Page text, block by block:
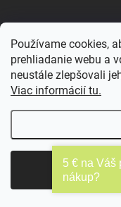
Používame cookies,
prehliadanie webu a
neustále zlepšovali
Viac informácií tu.
KONTAKT
https://
kolagendrink/
5 € na Váš
nákup?